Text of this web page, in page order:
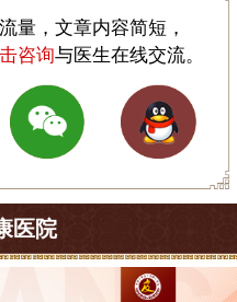
量，文章内容简短，
咨询与医生在线交流。
医院